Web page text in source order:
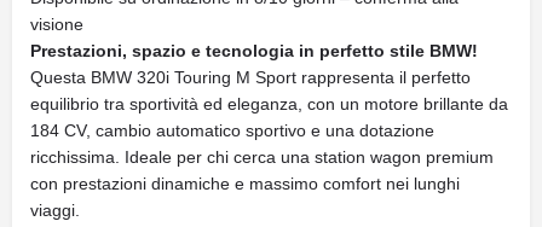
visione
Prestazioni, spazio e tecnologia in perfetto stile BMW!
Questa BMW 320i Touring M Sport rappresenta il perfetto
equilibrio tra sportività ed eleganza, con un motore brillante da
184 CV, cambio automatico sportivo e una dotazione
ricchissima. Ideale per chi cerca una station wagon premium
con prestazioni dinamiche e massimo comfort nei lunghi
viaggi.